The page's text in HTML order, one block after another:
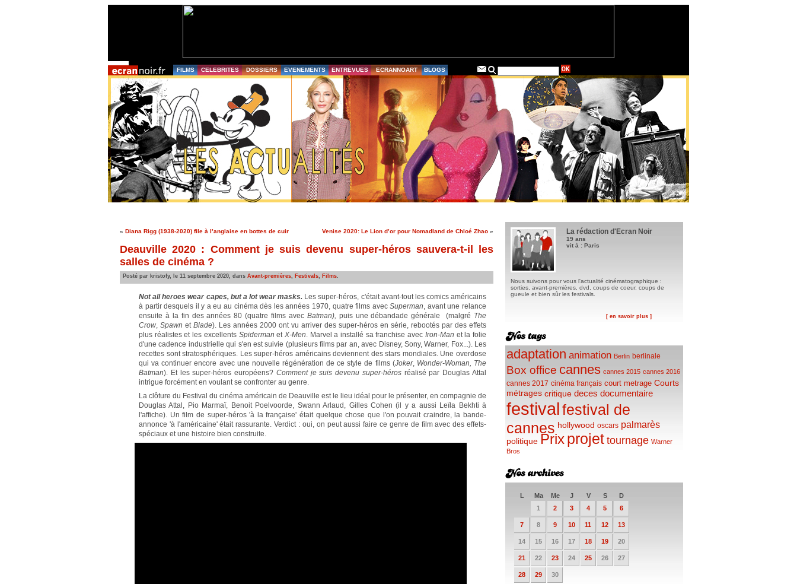
FILMS CELEBRITES DOSSIERS EVENEMENTS ENTREVUES ECRANNOART BLOGS
« Diana Rigg (1938-2020) file à l’anglaise en bottes de cuir Venise 2020: Le Lion d’or pour Nomadland de Chloé Zhao »
Deauville 2020 : Comment je suis devenu super-héros sauvera-t-il les
salles de cinéma ?
Posté par kristofy, le 11 septembre 2020, dans Avant-premières, Festivals, Films.
Not all heroes wear capes, but a lot wear masks. Les super-héros, c'était avant-tout les comics américains
à partir desquels il y a eu au cinéma dès les années 1970, quatre films avecSuperman, avant une relance
ensuite à la fin des années 80 (quatre films avec Batman), puis une débandade générale (malgré The
Crow, Spawn et Blade). Les années 2000 ont vu arriver des super-héros en série, rebootés par des effets
plus réalistes et les excellents Spiderman et X-Men. Marvel a installé sa franchise avec Iron-Man et la folie
d'une cadence industrielle qui s'en est suivie (plusieurs films par an, avec Disney, Sony, Warner, Fox...). Les
recettes sont stratosphériques. Les super-héros américains deviennent des stars mondiales. Une overdose
qui va continuer encore avec une nouvelle régénération de ce style de films (Joker, Wonder-Woman, The
Batman). Et les super-héros européens? Comment je suis devenu super-hérosréalisé par Douglas Attal
intrigue forcément en voulant se confronter au genre.
La clôture du Festival du cinéma américain de Deauville est le lieu idéal pour le présenter, en compagnie de
Douglas Attal, Pio Marmaï, Benoit Poelvoorde, Swann Arlaud, Gilles Cohen (il y a aussi Leïla Bekhti à
l'affiche). Un film de super-héros 'à la française' était quelque chose que l'on pouvait craindre, la bande-
annonce 'à l'américaine' était rassurante. Verdict : oui, on peut aussi faire ce genre de film avec des effets-
spéciaux et une histoire bien construite.
La rédaction d'Ecran Noir
19 ans
vit à : Paris
Nous suivons pour vous l'actualité cinématographique :
sorties, avant-premières, dvd, coups de coeur, coups de
gueule et bien sûr les festivals.
[ en savoir plus ]
adaptation animation Berlin berlinale
Box office cannes cannes 2015 cannes 2016
cannes 2017 cinéma français court metrage Courts
métrages critique deces documentaire
festivalfestival de
cannes hollywood oscars palmarès
politique Prixprojet tournage Warner
Bros
L Ma Me J V S
D
1
2 3 4 5 6
7 8 9 10 11 12 13
14 15 16 17 18 19 20
21 22 23 24 25 26 27
28 29 30